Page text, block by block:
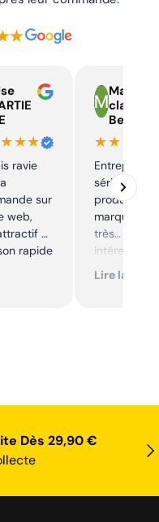
ravie
sur
web,
et
rapide
Marie
claire
Beelen
Entreprise
sérieuse,
produits de
marque à
très
Excellent
Lire la suite
Dès 29,90 €